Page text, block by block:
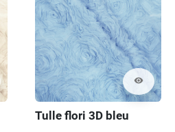
visibility
Tulle flori 3D bleu